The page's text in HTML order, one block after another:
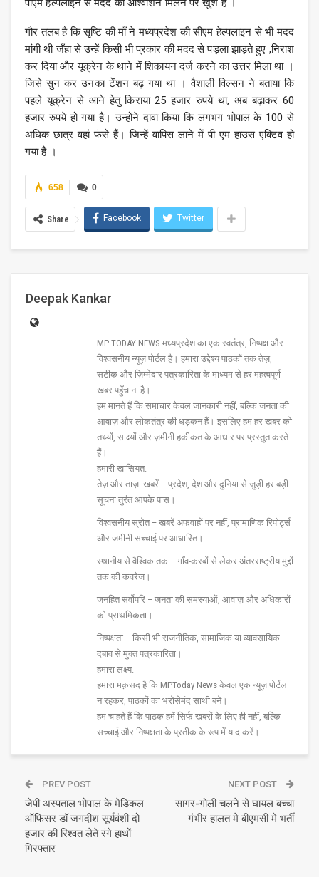
पीएम हेल्पलाइन से मदद का आश्वाशन मिलने पर खुश है ।
गौर तलब है कि सृष्टि की माँ ने मध्यप्रदेश की सीएम हेल्पलाइन से भी मदद
मांगी थी जँहा से उन्हें किसी भी प्रकार की मदद से पड़ला झाड़ते हुए ,निराश
कर दिया और यूक्रेन के थाने में शिकायन दर्ज करने का उत्तर मिला था ।
जिसे सुन कर उनका टेंशन बढ़ गया था । वैशाली विल्सन ने बताया कि
पहले यूक्रेन से आने हेतु किराया 25 हजार रुपये था, अब बढ़ाकर 60
हजार रुपये हो गया है। उन्होंने दावा किया कि लगभग भोपाल के 100 से
अधिक छात्र वहां फंसे हैं। जिन्हें वापिस लाने में पी एम हाउस एक्टिव हो
गया है ।
0
658
Share Facebook Twitter
Deepak Kankar
MP TODAY NEWS मध्यप्रदेश का एक स्वतंत्र, निष्पक्ष और
विश्वसनीय न्यूज़ पोर्टल है। हमारा उद्देश्य पाठकों तक तेज़,
सटीक और ज़िम्मेदार पत्रकारिता के माध्यम से हर महत्वपूर्ण
खबर पहुँचाना है।
हम मानते हैं कि समाचार केवल जानकारी नहीं, बल्कि जनता की
आवाज़ और लोकतंत्र की धड़कन हैं। इसलिए हम हर खबर को
तथ्यों, साक्ष्यों और ज़मीनी हकीकत के आधार पर प्रस्तुत करते
हैं।
हमारी खासियत:
तेज़ और ताज़ा खबरें – प्रदेश, देश और दुनिया से जुड़ी हर बड़ी
सूचना तुरंत आपके पास।
विश्वसनीय स्रोत – खबरें अफवाहों पर नहीं, प्रामाणिक रिपोर्ट्स
और जमीनी सच्चाई पर आधारित।
स्थानीय से वैश्विक तक – गाँव-कस्बों से लेकर अंतरराष्ट्रीय मुद्दों
तक की कवरेज।
जनहित सर्वोपरि – जनता की समस्याओं, आवाज़ और अधिकारों
को प्राथमिकता।
निष्पक्षता – किसी भी राजनीतिक, सामाजिक या व्यावसायिक
दबाव से मुक्त पत्रकारिता।
हमारा लक्ष्य:
हमारा मक़सद है कि MPToday News केवल एक न्यूज़ पोर्टल
न रहकर, पाठकों का भरोसेमंद साथी बने।
हम चाहते हैं कि पाठक हमें सिर्फ खबरों के लिए ही नहीं, बल्कि
सच्चाई और निष्पक्षता के प्रतीक के रूप में याद करें।
PREV POST
जेपी अस्पताल भोपाल के मेडिकल
ऑफिसर डॉ जगदीश सूर्यवंशी दो
हजार की रिश्वत लेते रंगे हाथों
गिरफ्तार
NEXT POST
सागर-गोली चलने से घायल बच्चा
गंभीर हालत मे बीएमसी मे भर्ती